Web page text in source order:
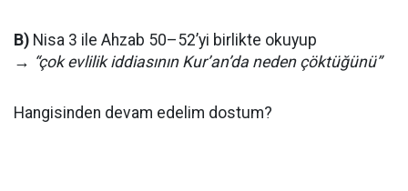
B) Nisa 3 ile Ahzab 50–52’yi birlikte okuyup
→ “çok evlilik iddiasının Kur’an’da neden çöktüğünü”
Hangisinden devam edelim dostum?